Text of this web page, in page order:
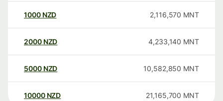
1000 NZD 2,116,570 MNT
2000 NZD 4,233,140 MNT
5000 NZD 10,582,850 MNT
10000 NZD 21,165,700 MNT